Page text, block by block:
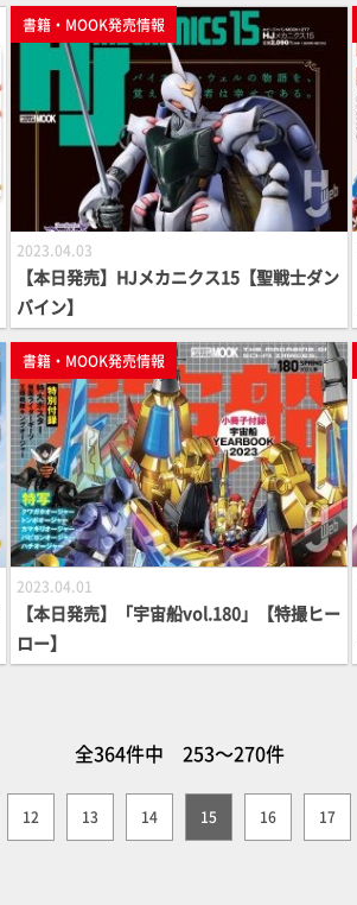
書籍・MOOK発売情報
2023.04.03
【本日発売】HJメカニクス15【聖戦士ダン
バイン】
書籍・MOOK発売情報
2023.04.01
【本日発売】「宇宙船vol.180」【特撮ヒー
ロー】
全364件中 253～270件
12 13 14 15 16 17